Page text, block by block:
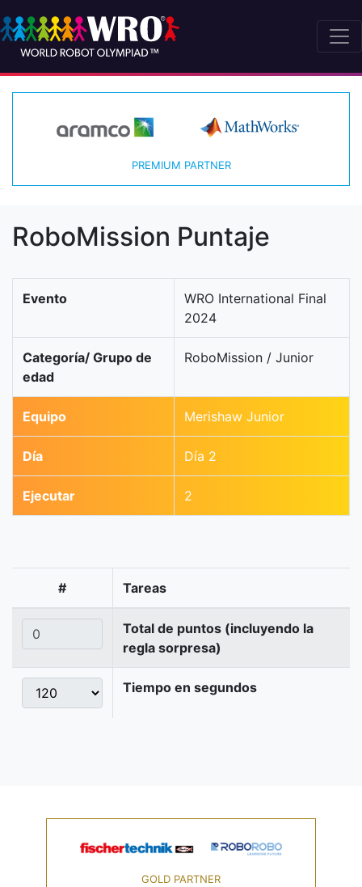
PREMIUM PARTNER
RoboMission Puntaje
Evento
WRO International Final
2024
Categoría/ Grupo de
edad
RoboMission / Junior
Equipo Merishaw Junior
Día Día 2
Ejecutar 2
# Tareas
Total de puntos (incluyendo la
regla sorpresa)
Tiempo en segundos
GOLD PARTNER